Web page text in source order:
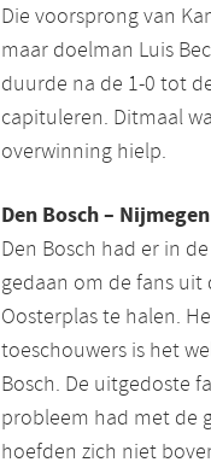
Die voorsprong van
maar doelman Luis
duurde na de 1-0 tot
capituleren. Ditmaal
overwinning hielp.
Den Bosch –
Den Bosch had er in
gedaan om de fans uit
Oosterplas te halen.
toeschouwers is het
Bosch. De uitgedoste
probleem had met de
hoefden zich niet